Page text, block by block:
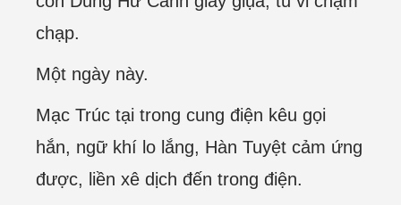
chạp.
Một ngày này.
Mạc Trúc tại trong cung điện kêu gọi
hắn, ngữ khí lo lắng, Hàn Tuyệt cảm ứng
được, liền xê dịch đến trong điện.